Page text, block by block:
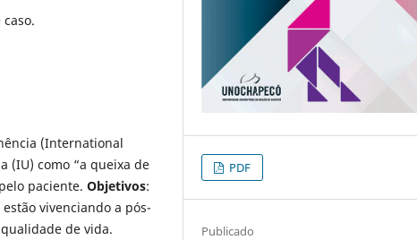
(International
(IU) como “a queixa de
paciente. Objetivos:
vivenciando a pós-
de vida.
PDF
Publicado